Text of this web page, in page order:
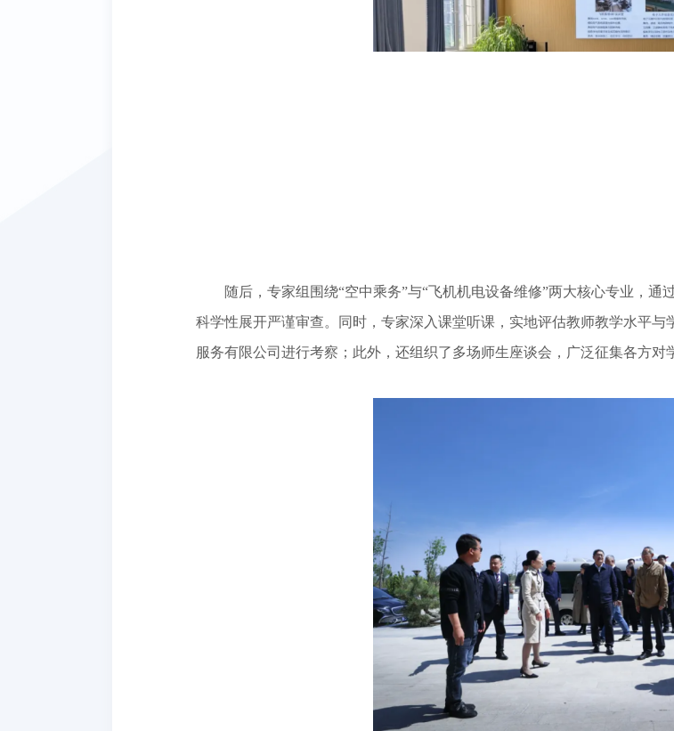
随后，专家组围绕“空中乘务”与“飞机机电设备维修”两大核心专业，
科学性展开严谨审查。同时，专家深入课堂听课，实地评估教师教学水平
服务有限公司进行考察；此外，还组织了多场师生座谈会，广泛征集各方对